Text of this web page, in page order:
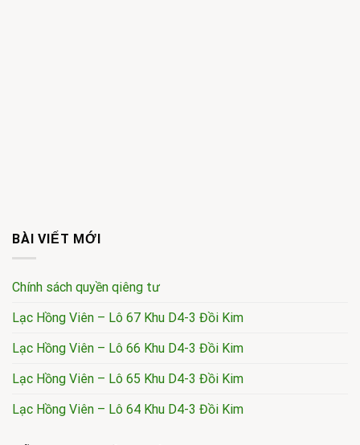
BÀI VIẾT MỚI
Chính sách quyền qiêng tư
Lạc Hồng Viên – Lô 67 Khu D4-3 Đồi Kim
Lạc Hồng Viên – Lô 66 Khu D4-3 Đồi Kim
Lạc Hồng Viên – Lô 65 Khu D4-3 Đồi Kim
Lạc Hồng Viên – Lô 64 Khu D4-3 Đồi Kim